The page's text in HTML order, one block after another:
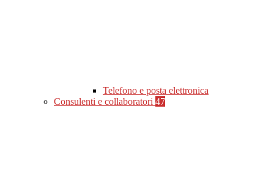
Telefono e posta elettronica
Consulenti e collaboratori 47